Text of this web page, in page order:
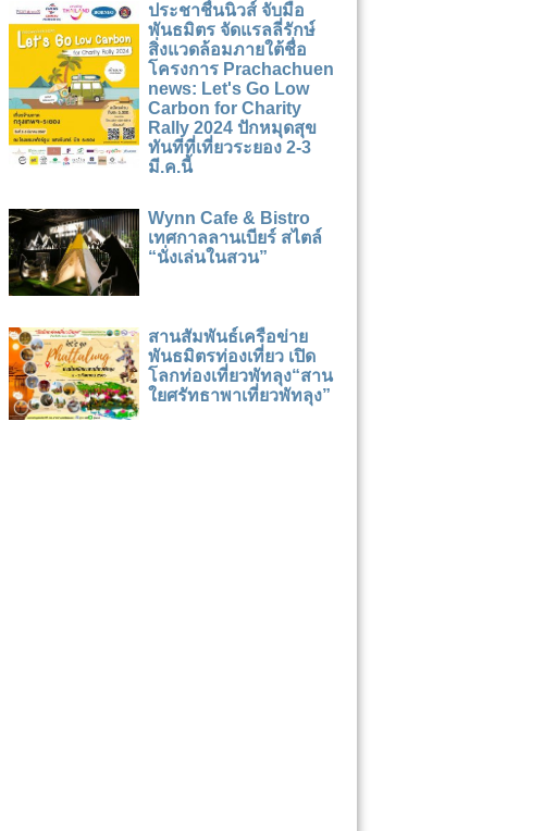
ประชาชื่นนิวส์ จับมือ
พันธมิตร จัดแรลลี่รักษ์
สิ่งแวดล้อมภายใต้ชื่อ
โครงการ Prachachuen
news: Let's Go Low
Carbon for Charity
Rally 2024 ปักหมุดสุข
ทันทีที่เที่ยวระยอง 2-3
มี.ค.นี้
Wynn Cafe & Bistro
เทศกาลลานเบียร์ สไตล์
“นั่งเล่นในสวน”
สานสัมพันธ์เครือข่าย
พันธมิตรท่องเที่ยว เปิด
โลกท่องเที่ยวพัทลุง“สาน
ใยศรัทธาพาเที่ยวพัทลุง”